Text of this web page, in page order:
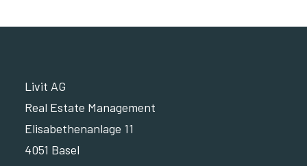
Livit AG
Real Estate Management
Elisabethenanlage 11
4051 Basel